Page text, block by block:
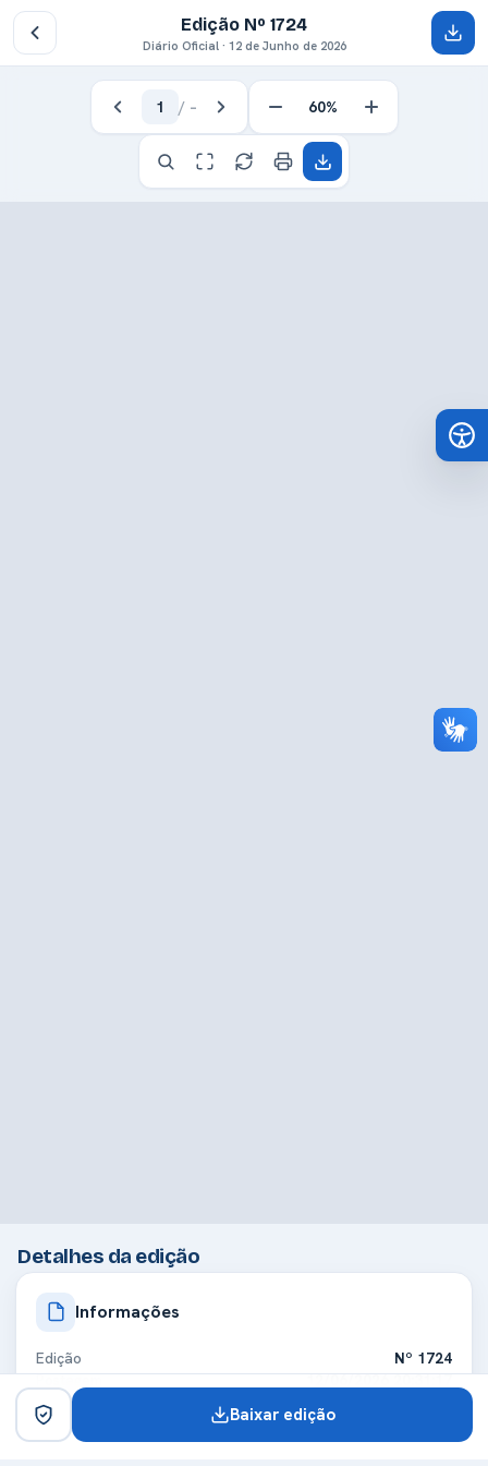
Edição Nº 1724
Diário Oficial · 12 de Junho de 2026
1 / – 60%
Detalhes da edição
Informações
Edição
Nº 1724
Postagem
12/06/2026 20:31:17
Tamanho
Visualizações
Baixar edição